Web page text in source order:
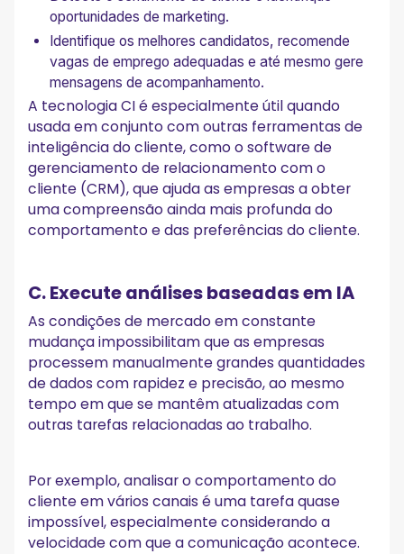
oportunidades de marketing.
Identifique os melhores candidatos, recomende
vagas de emprego adequadas e até mesmo gere
mensagens de acompanhamento.
A tecnologia CI é especialmente útil quando
usada em conjunto com outras ferramentas de
inteligência do cliente, como o software de
gerenciamento de relacionamento com o
cliente (CRM), que ajuda as empresas a obter
uma compreensão ainda mais profunda do
comportamento e das preferências do cliente.
C. Execute análises baseadas em IA
As condições de mercado em constante
mudança impossibilitam que as empresas
processem manualmente grandes quantidades
de dados com rapidez e precisão, ao mesmo
tempo em que se mantêm atualizadas com
outras tarefas relacionadas ao trabalho.
Por exemplo, analisar o comportamento do
cliente em vários canais é uma tarefa quase
impossível, especialmente considerando a
velocidade com que a comunicação acontece.